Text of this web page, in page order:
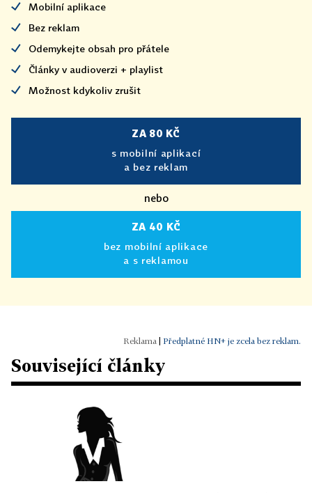
Mobilní aplikace
Bez reklam
Odemykejte obsah pro přátele
Články v audioverzi + playlist
Možnost kdykoliv zrušit
ZA 80 KČ
s mobilní aplikací
a bez reklam
nebo
ZA 40 KČ
bez mobilní aplikace
a s reklamou
Předplatné HN+ je zcela bez reklam.
Související články